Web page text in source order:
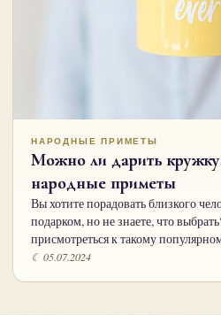
НАРОДНЫЕ ПРИМЕТЫ
Можно ли дарить
народные приметы
Вы хотите порадовать близкого
подарком, но не знаете, что
присмотреться к такому
☾ 05.07.2024